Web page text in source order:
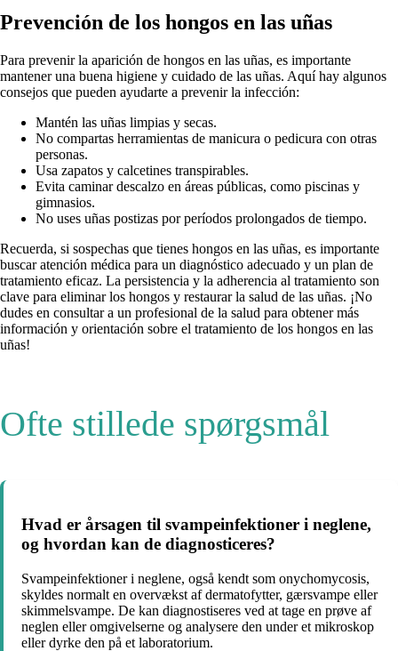
Prevención de los hongos en las uñas
Para prevenir la aparición de hongos en las uñas, es importante
mantener una buena higiene y cuidado de las uñas. Aquí hay algunos
consejos que pueden ayudarte a prevenir la infección:
Mantén las uñas limpias y secas.
No compartas herramientas de manicura o pedicura con otras
personas.
Usa zapatos y calcetines transpirables.
Evita caminar descalzo en áreas públicas, como piscinas y
gimnasios.
No uses uñas postizas por períodos prolongados de tiempo.
Recuerda, si sospechas que tienes hongos en las uñas, es importante
buscar atención médica para un diagnóstico adecuado y un plan de
tratamiento eficaz. La persistencia y la adherencia al tratamiento son
clave para eliminar los hongos y restaurar la salud de las uñas. ¡No
dudes en consultar a un profesional de la salud para obtener más
información y orientación sobre el tratamiento de los hongos en las
uñas!
Ofte stillede spørgsmål
Hvad er årsagen til svampeinfektioner i neglene,
og hvordan kan de diagnosticeres?
Svampeinfektioner i neglene, også kendt som onychomycosis,
skyldes normalt en overvækst af dermatofytter, gærsvampe eller
skimmelsvampe. De kan diagnostiseres ved at tage en prøve af
neglen eller omgivelserne og analysere den under et mikroskop
eller dyrke den på et laboratorium.